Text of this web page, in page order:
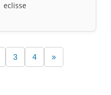
eclisse
3 4 »